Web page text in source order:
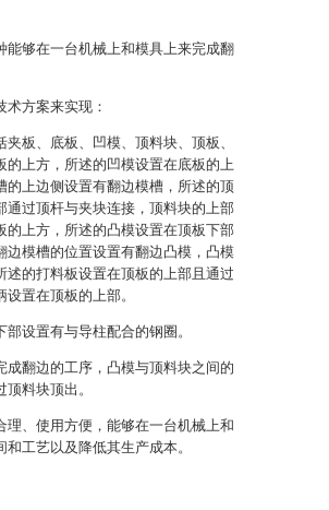
够在一台机械上和模具上来完成翻
方案来实现：
板、底板、凹模、顶料块、顶板、
的上方，所述的凹模设置在底板的上
上边侧设置有翻边模槽，所述的顶
过顶杆与夹块连接，顶料块的上部
上方，所述的凸模设置在顶板下部
边模槽的位置设置有翻边凸模，凸模
的打料板设置在顶板的上部且通过
置在顶板的上部。
设置有与导柱配合的钢圈。
翻边的工序，凸模与顶料块之间的
料块顶出。
、使用方便，能够在一台机械上和
工艺以及降低其生产成本。